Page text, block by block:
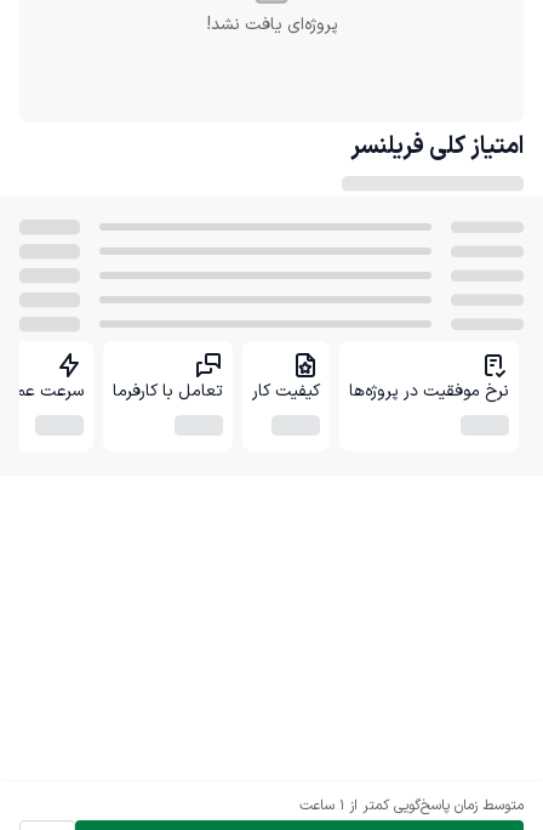
متوسط زمان پاسخ‌گویی کمتر از 1 ساعت
پروژه‌ای یافت نشد!
امتیاز کلی فریلنسر
نرخ موفقیت در پروژه‌ها کیفیت کار تعامل با کارفرما سرعت عمل